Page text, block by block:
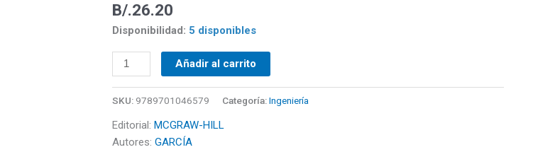
B/.26.20
Disponibilidad: 5 disponibles
MEDICIÓN
DEL
cantidad
Añadir al carrito
SKU: 9789701046579 Categoría:Ingeniería
Editorial: MCGRAW-HILL
Autores: GARCÍA